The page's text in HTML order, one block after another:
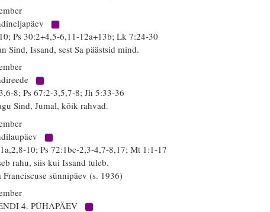
Ps 30:2+4,5-6,11-12a+13b; Lk 7:24-30
Sind, Issand, sest Sa päästsid mind.
8; Ps 67:2-3,5,7-8; Jh 5:33-36
Sind, Jumal, kõik rahvad.
10; Ps 72:1bc-2,3-4,7-8,17; Mt 1:1-17
rahu, siis kui Issand tuleb.
Franciscuse sünnipäev (s. 1936)
4. PÜHAPÄEV